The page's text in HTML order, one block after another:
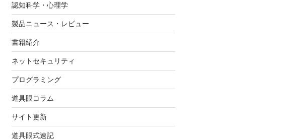
認知科学・心理学
製品ニュース・レビュー
書籍紹介
ネットセキュリティ
プログラミング
道具眼コラム
サイト更新
道具眼式速記